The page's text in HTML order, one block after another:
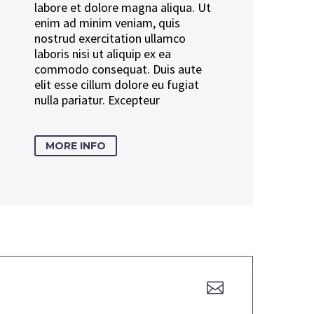
labore et dolore magna aliqua. Ut
enim ad minim veniam, quis
nostrud exercitation ullamco
laboris nisi ut aliquip ex ea
commodo consequat. Duis aute
elit esse cillum dolore eu fugiat
nulla pariatur. Excepteur
MORE INFO

